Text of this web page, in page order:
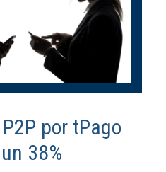
por tPago
38%